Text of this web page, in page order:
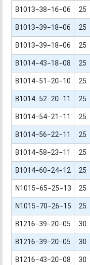
B1013−38−16−06 25
B1013−39−18−06
25
B1013−39−18−06
25
B1014−43−18−08
25
B1014−51−20−10
25
B1014−52−20−11
25
B1014−54−21−11
25
B1014−56−22−11
25
B1014−58−23−11
25
B1014−60−24−12
25
N1015−65−25−13
25
N1015−70−26−15
25
B1216−39−20−05
30
B1216−39−20−05
30
B1216−43−20−08
30